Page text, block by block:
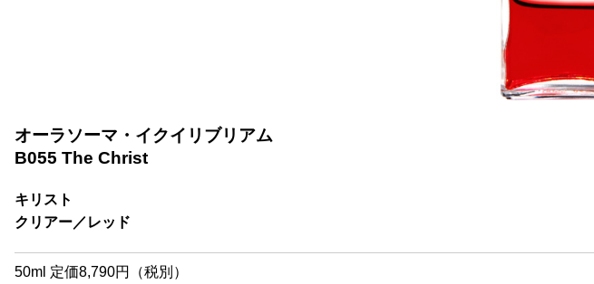
オーラソーマ・イクイリブリアム
B055 The Christ
キリスト
クリアー／レッド
50ml 定価8,790円（税別）